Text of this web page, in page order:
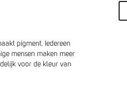
pigment. Iedereen
mensen maken meer
voor de kleur van